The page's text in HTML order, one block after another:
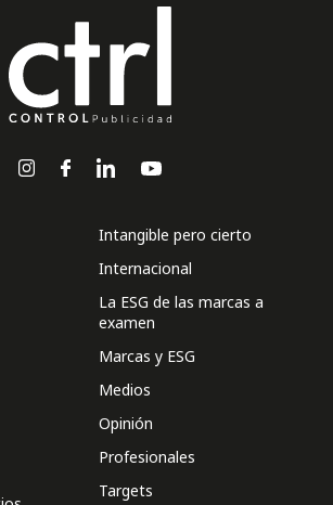
Intangible pero cierto
Internacional
La ESG de las marcas a
examen
Marcas y ESG
Medios
Opinión
Profesionales
Targets